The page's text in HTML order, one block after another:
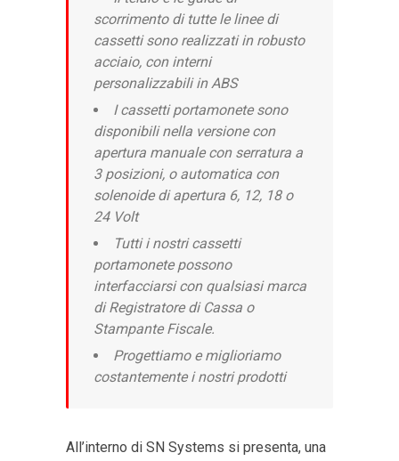
scorrimento di tutte le linee di
cassetti sono realizzati in robusto
acciaio, con interni
personalizzabili in ABS
I cassetti portamonete sono
disponibili nella versione con
apertura manuale con serratura a
3 posizioni, o automatica con
solenoide di apertura 6, 12, 18 o
24 Volt
Tutti i nostri cassetti
portamonete possono
interfacciarsi con qualsiasi marca
di Registratore di Cassa o
Stampante Fiscale.
Progettiamo e miglioriamo
costantemente i nostri prodotti
All’interno di SN Systems si presenta, una